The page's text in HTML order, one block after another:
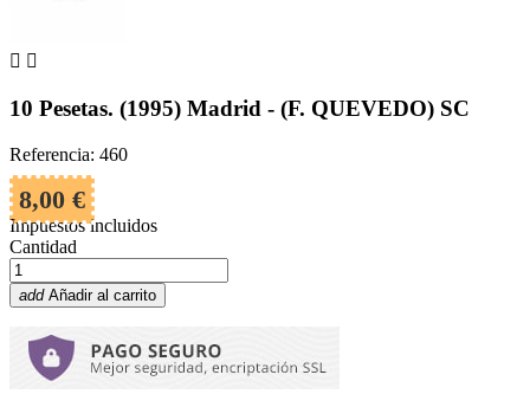
 
10 Pesetas. (1995) Madrid - (F. QUEVEDO) SC
Referencia: 460
8,00 €
Impuestos incluidos
Cantidad
add Añadir al carrito